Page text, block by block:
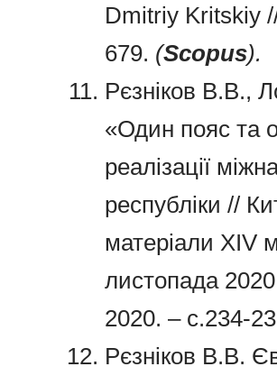
Dmitriy Kritskiy
679. (Scopus).
Рєзніков В.В.,
«Один пояс та
реалізації
республіки //
матеріали XIV
листопада
2020. – с.234-
Рєзніков В.В.